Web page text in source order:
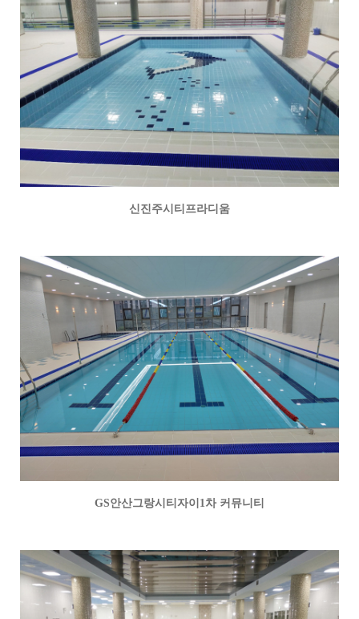
신진주시티프라디움
GS안산그랑시티자이1차 커뮤니티